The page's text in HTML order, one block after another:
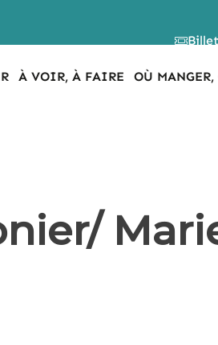
À VOIR, À FAIRE OÙ